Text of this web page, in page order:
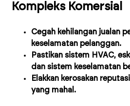
Kompleks Komersial
Cegah kehilangan jualan
keselamatan pelanggan.
Pastikan sistem HVAC,
dan sistem keselamatan
Elakkan kerosakan
yang mahal.